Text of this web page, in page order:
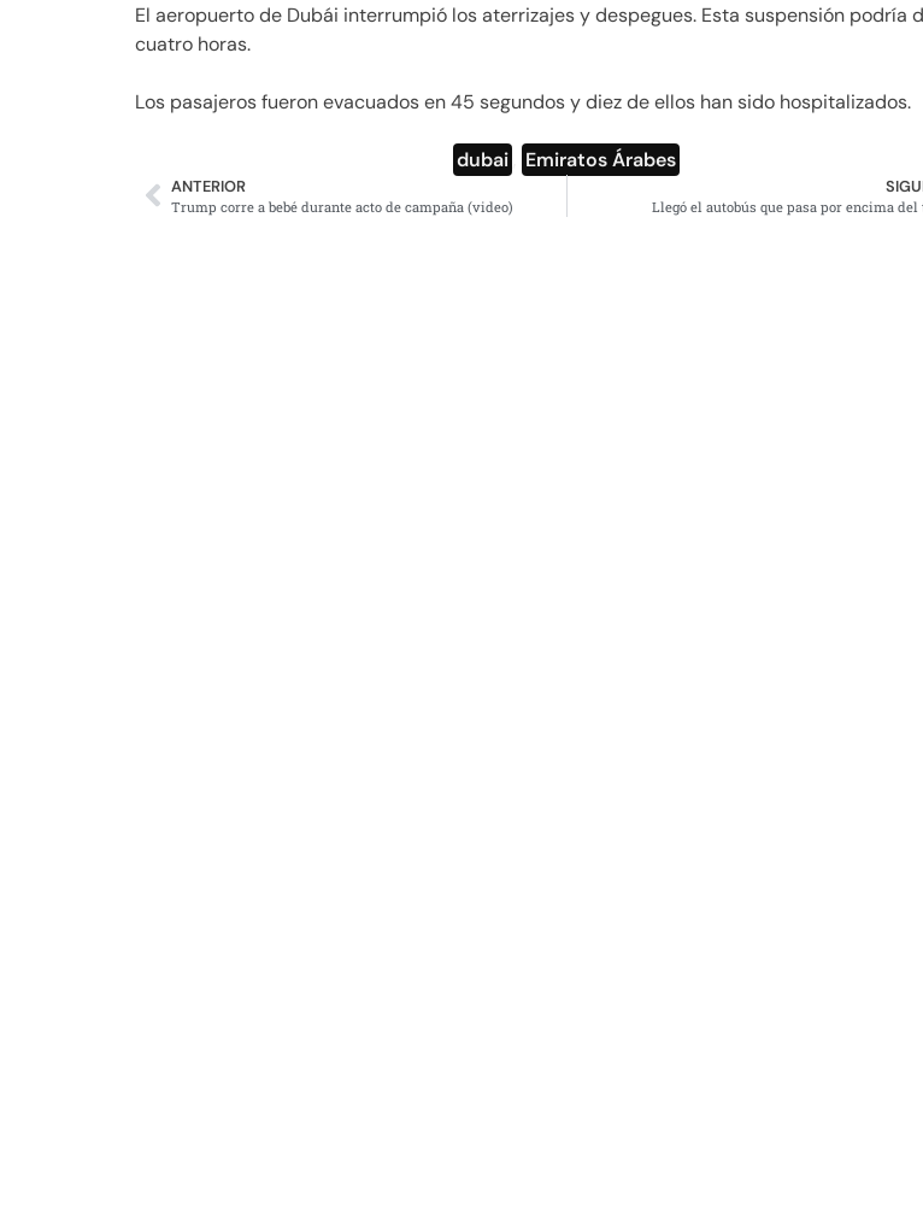
El aeropuerto de Dubái interrumpió los aterrizajes y despegues. Esta suspensión podría
cuatro horas.
Los pasajeros fueron evacuados en 45 segundos y diez de ellos han sido hospitalizados.
dubai Emiratos Árabes
ANTERIOR
Trump corre a bebé durante acto de campaña (video) Llegó el autobús que pasa por encima del